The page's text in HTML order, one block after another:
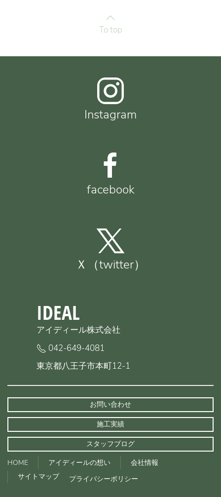
To top
Instagram
facebook
Ｘ（twitter）
IDEAL
アイディール株式会社
042-649-4081
東京都八王子市本町12-1
お問い合わせ
施工実績
スタッフブログ
HOME
アイディールの想い
会社情報
サイトマップ
プライバシーポリシー